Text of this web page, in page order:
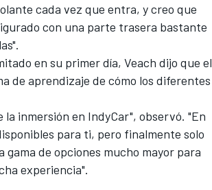
cada vez que entra, y creo que
con una parte trasera bastante
en su primer día, Veach dijo que el
de aprendizaje de cómo los diferentes
inmersión en IndyCar", observó. "En
para ti, pero finalmente solo
de opciones mucho mayor para
experiencia".